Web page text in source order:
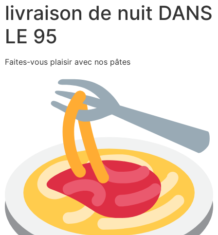
livraison de nuit DANS
LE 95
Faites-vous plaisir avec nos pâtes